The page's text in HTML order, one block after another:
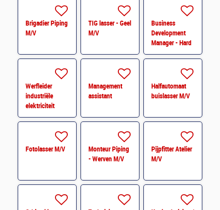
Brigadier Piping
M/V
TIG lasser - Geel
M/V
Business
Development
Manager - Hard
Facility
Werfleider
industriële
elektriciteit
Management
assistant
Halfautomaat
buislasser M/V
Fotolasser M/V
Monteur Piping
- Werven M/V
Pijpfitter Atelier
M/V